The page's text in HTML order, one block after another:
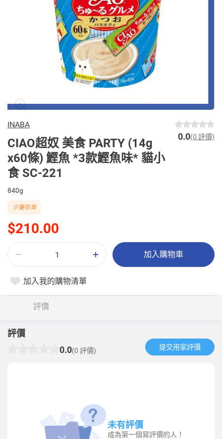
INABA
CIAO超奴 美食 PARTY (14g
x60條) 鰹魚 *3款鰹魚味* 貓小
食 SC-221
0.0(0 評價)
840g
$210.00
少量存貨
加入購物車
加入我的購物清單
評價
評價
0.0(0 評價) 提交用家評價​
未有評價
成為第一個寫評價的人！